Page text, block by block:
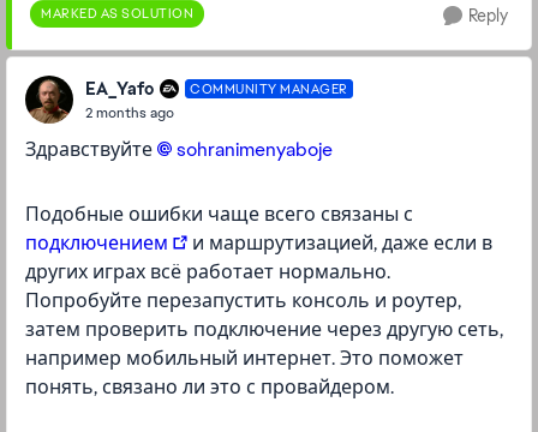
MARKED AS SOLUTION Reply
EA_Yafo COMMUNITY MANAGER
2 months ago
Здравствуйте sohranimenyaboje​
Подобные ошибки чаще всего связаны с
подключением
и маршрутизацией, даже если в
других играх всё работает нормально.
Попробуйте перезапустить консоль и роутер,
затем проверить подключение через другую сеть,
например мобильный интернет. Это поможет
понять, связано ли это с провайдером.